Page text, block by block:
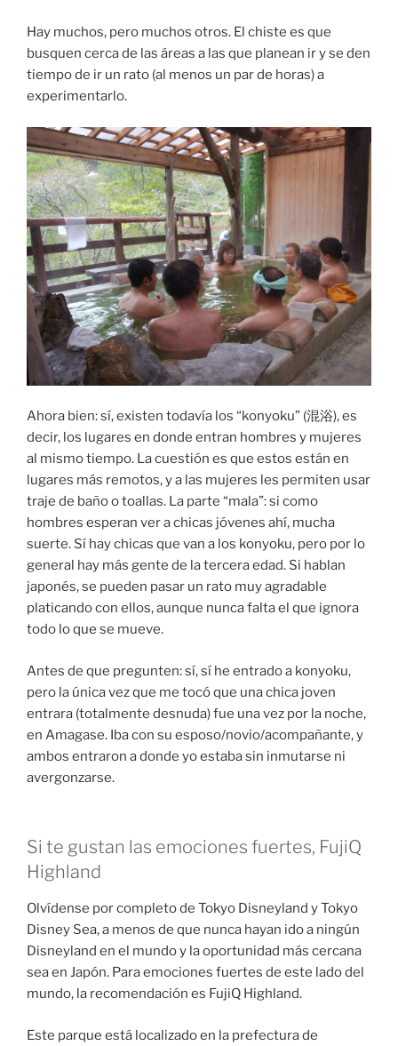
Hay muchos, pero muchos otros. El chiste es que
busquen cerca de las áreas a las que planean ir y se den
tiempo de ir un rato (al menos un par de horas) a
experimentarlo.
Ahora bien: sí, existen todavía los “konyoku” (混浴), es
decir, los lugares en donde entran hombres y mujeres
al mismo tiempo. La cuestión es que estos están en
lugares más remotos, y a las mujeres les permiten usar
traje de baño o toallas. La parte “mala”: si como
hombres esperan ver a chicas jóvenes ahí, mucha
suerte. Sí hay chicas que van a los konyoku, pero por lo
general hay más gente de la tercera edad. Si hablan
japonés, se pueden pasar un rato muy agradable
platicando con ellos, aunque nunca falta el que ignora
todo lo que se mueve.
Antes de que pregunten: sí, sí he entrado a konyoku,
pero la única vez que me tocó que una chica joven
entrara (totalmente desnuda) fue una vez por la noche,
en Amagase. Iba con su esposo/novio/acompañante, y
ambos entraron a donde yo estaba sin inmutarse ni
avergonzarse.
Si te gustan las emociones fuertes, FujiQ
Highland
Olvídense por completo de Tokyo Disneyland y Tokyo
Disney Sea, a menos de que nunca hayan ido a ningún
Disneyland en el mundo y la oportunidad más cercana
sea en Japón. Para emociones fuertes de este lado del
mundo, la recomendación es FujiQ Highland.
Este parque está localizado en la prefectura de